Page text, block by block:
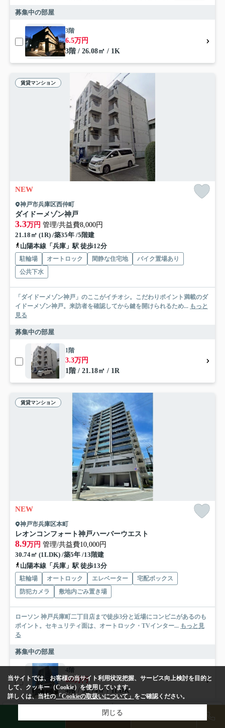
物件検索
募集中の部屋
3階
6.5万円
3階 / 26.08㎡ / 1K
賃貸マンション
NEW
神戸市兵庫区西仲町
ダイドーメゾン神戸
3.3万円 管理/共益費8,000円
21.18㎡ (1R) /築35年 /5階建
山陽本線「兵庫」駅 徒歩12分
駐輪場 オートロック 閑静な住宅地
バイク置場あり
公共下水
「ダイドーメゾン神戸」のここがイチオシ。こだわりポイント満載のダ
イドーメゾン神戸。来訪者を確認してから鍵を開けられるため... もっと
見る
募集中の部屋
1階
3.3万円
1階 / 21.18㎡ / 1R
賃貸マンション
NEW
神戸市兵庫区本町
レオンコンフォート神戸ハーバーウエスト
8.9万円 管理/共益費10,000円
30.74㎡ (1LDK) /築5年 /13階建
山陽本線「兵庫」駅 徒歩13分
駐輪場 オートロック エレベーター
宅配ボックス
防犯カメラ
敷地内ごみ置き場
ローソン 神戸兵庫町二丁目店まで徒歩3分と近場にコンビニがあるのも
ポイント。セキュリティ面は、オートロック・TVインター... もっと見
る
募集中の部屋
4階
8.9万円
4階 / 30.74㎡ / 1LDK
賃貸マンション
当サイトでは、お客様の当サイト利用状況把握、サービス向上検討を目的と
して、クッキー（Cookie）を使用しています。
詳しくは、当社の「Cookieの取扱いについて」 をご確認ください。
閉じる